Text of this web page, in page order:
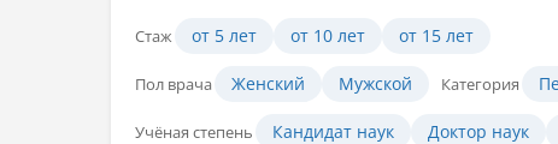
Стаж от 5 лет от 10 лет от 15 лет
Пол врача Женский Мужской Категория
Учёная степень Кандидат наук Доктор наук